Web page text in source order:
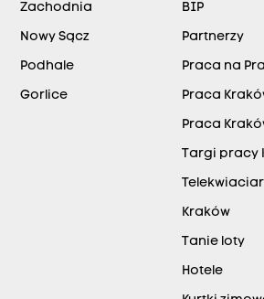
Zachodnia
Nowy Sącz
Podhale
Gorlice
BIP
Partnerzy
Praca na
Praca
Praca
Targi pracy
Kraków
Tanie loty
Hotele